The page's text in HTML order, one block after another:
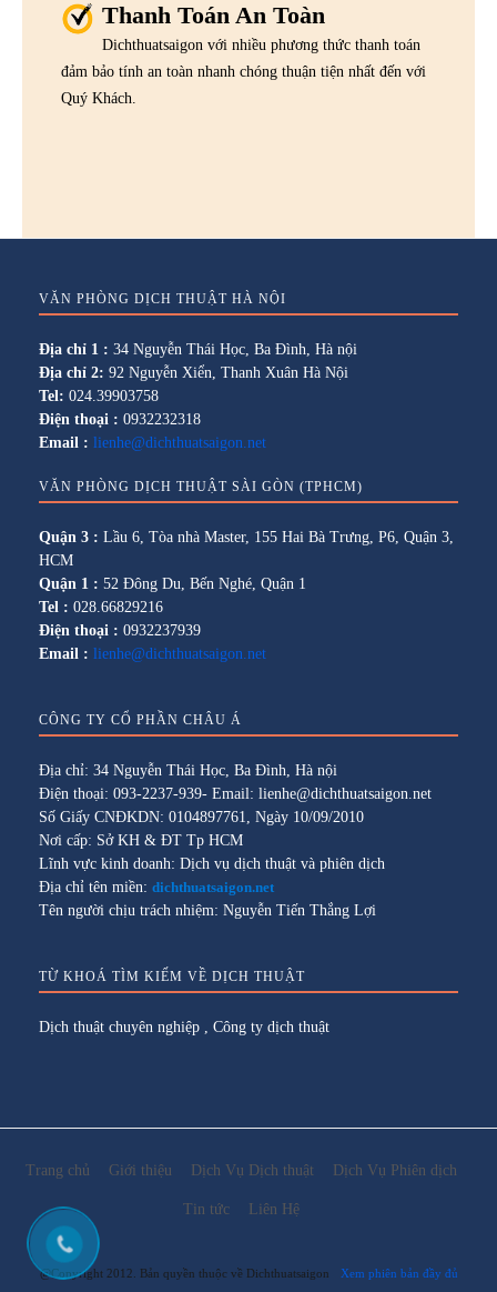
Thanh Toán An Toàn
Dichthuatsaigon với nhiều phương thức thanh toán
đảm bảo tính an toàn nhanh chóng thuận tiện nhất đến với
Quý Khách.
VĂN PHÒNG DỊCH THUẬT HÀ NỘI
Địa chỉ 1 : 34 Nguyễn Thái Học, Ba Đình, Hà nội
Địa chỉ 2: 92 Nguyễn Xiển, Thanh Xuân Hà Nội
Tel: 024.39903758
Điện thoại : 0932232318
Email : lienhe@dichthuatsaigon.net
VĂN PHÒNG DỊCH THUẬT SÀI GÒN (TPHCM)
Quận 3 : Lầu 6, Tòa nhà Master, 155 Hai Bà Trưng, P6, Quận 3,
HCM
Quận 1 : 52 Đông Du, Bến Nghé, Quận 1
Tel : 028.66829216
Điện thoại : 0932237939
Email : lienhe@dichthuatsaigon.net
CÔNG TY CỔ PHẦN CHÂU Á
Địa chỉ: 34 Nguyễn Thái Học, Ba Đình, Hà nội
Điện thoại: 093-2237-939- Email: lienhe@dichthuatsaigon.net
Số Giấy CNĐKDN: 0104897761, Ngày 10/09/2010
Nơi cấp: Sở KH & ĐT Tp HCM
Lĩnh vực kinh doanh: Dịch vụ dịch thuật và phiên dịch
Địa chỉ tên miền: dichthuatsaigon.net
Tên người chịu trách nhiệm: Nguyễn Tiến Thắng Lợi
TỪ KHOÁ TÌM KIẾM VỀ DỊCH THUẬT
Dịch thuật chuyên nghiệp , Công ty dịch thuật
Trang chủ Giới thiệu Dịch Vụ Dịch thuật Dịch Vụ Phiên dịch
Tin tức Liên Hệ
@Copyright 2012. Bản quyền thuộc về Dichthuatsaigon Xem phiên bản đầy đủ